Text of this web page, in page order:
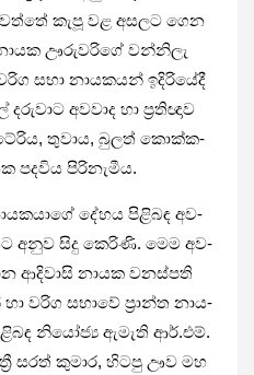
කැපූ වළ අස­ලට ගෙන
නායක ඌරු­ව­රිගේ වන්නිලැ
සභා නාය­ක­යන් ඉදි­රි­යේදී
අව­වාද හා ප්‍රති­ඥාව
තුවාය, බුලත් කොක්ක­
පද­විය පිරි­නැ­මීය.
දේහය පිළි­බඳ අව­
අනුව සිදු කෙරිණි. මෙම අව­
ආදි­වාසි නායක වන­ස්පති
වරිග සභාවේ ප්‍රාන්ත නාය­
නියෝජ්‍ය ඇමැති ආර්.එම්.
සරත් කුමාර, හිටපු ඌව මහ